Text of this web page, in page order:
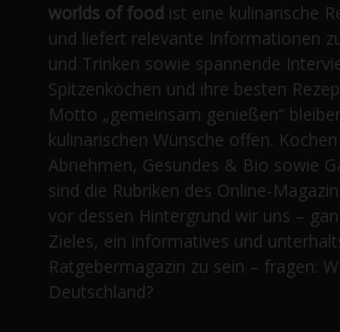
worlds of food ist eine kulinarische
und liefert relevante Informationen
und Trinken sowie spannende
Spitzenköchen und ihre besten
Motto „gemeinsam genießen“
kulinarischen Wünsche offen.
Abnehmen, Gesundes & Bio sowie
sind die Rubriken des Online-
vor dessen Hintergrund wir uns –
Zieles, ein informatives und
Ratgebermagazin zu sein – fragen:
Deutschland?